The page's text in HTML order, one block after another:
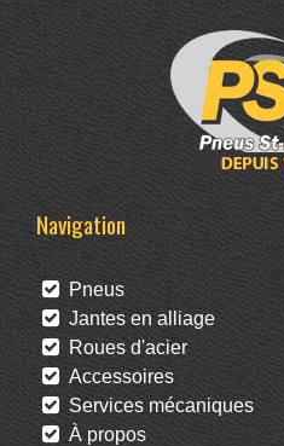
Navigation
Pneus
Jantes en alliage
Roues d'acier
Accessoires
Services mécaniques
À propos